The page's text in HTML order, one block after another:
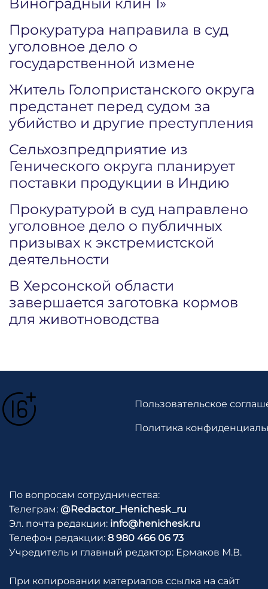
Прокуратура направила в суд
уголовное дело о
государственной измене
Житель Голопристанского округа
предстанет перед судом за
убийство и другие преступления
Сельхозпредприятие из
Генического округа планирует
поставки продукции в Индию
Прокуратурой в суд направлено
уголовное дело о публичных
призывах к экстремистской
деятельности
В Херсонской области
завершается заготовка кормов
для животноводства
Пользовательское
Политика
По вопросам сотрудничества:
Телеграм: @Redactor_Henichesk_ru
Эл. почта редакции: info@henichesk.ru
Телефон редакции: 8 980 466 06 73
Учредитель и главный редактор: Ермаков М.В.
При копировании материалов ссылка на сайт